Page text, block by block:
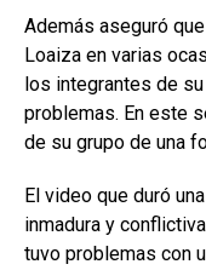
Además aseguró
Loaiza en varias
los integrantes de
problemas. En este
de su grupo de una
El video que duró
inmadura y
tuvo problemas con